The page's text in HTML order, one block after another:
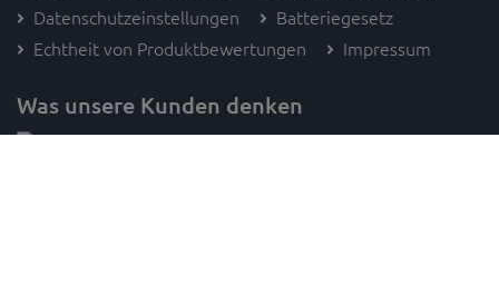
Datenschutzeinstellungen
Batteriegesetz
Echtheit von Produktbewertungen
Impressum
Was unsere Kunden denken